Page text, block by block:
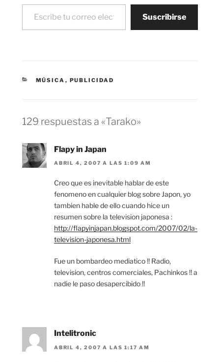
Escribe tu correo electrónico…
Suscribirse
CATEGORÍAS
MÚSICA , PUBLICIDAD
129 respuestas a «Tarako»
Flapy in Japan
ABRIL 4, 2007 A LAS 1:09 AM
Creo que es inevitable hablar de este
fenomeno en cualquier blog sobre Japon, yo
tambien hable de ello cuando hice un
resumen sobre la television japonesa :
http://flapyinjapan.blogspot.com/2007/02/la-
television-japonesa.html
Fue un bombardeo mediatico !! Radio,
television, centros comerciales, Pachinkos !! a
nadie le paso desapercibido !!
Intelitronic
ABRIL 4, 2007 A LAS 1:17 AM